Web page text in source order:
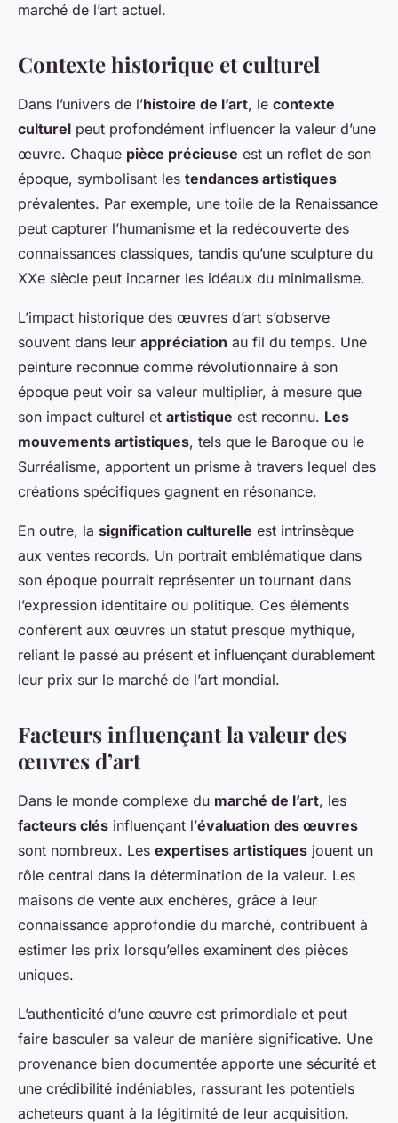
marché de l’art actuel.
Contexte historique et culturel
Dans l’univers de l’histoire de l’art, le contexte
culturel peut profondément influencer la valeur d’une
œuvre. Chaque pièce précieuse est un reflet de son
époque, symbolisant les tendances artistiques
prévalentes. Par exemple, une toile de la Renaissance
peut capturer l’humanisme et la redécouverte des
connaissances classiques, tandis qu’une sculpture du
XXe siècle peut incarner les idéaux du minimalisme.
L’impact historique des œuvres d’art s’observe
souvent dans leur appréciation au fil du temps. Une
peinture reconnue comme révolutionnaire à son
époque peut voir sa valeur multiplier, à mesure que
son impact culturel et artistique est reconnu. Les
mouvements artistiques, tels que le Baroque ou le
Surréalisme, apportent un prisme à travers lequel des
créations spécifiques gagnent en résonance.
En outre, la signification culturelle est intrinsèque
aux ventes records. Un portrait emblématique dans
son époque pourrait représenter un tournant dans
l’expression identitaire ou politique. Ces éléments
confèrent aux œuvres un statut presque mythique,
reliant le passé au présent et influençant durablement
leur prix sur le marché de l’art mondial.
Facteurs influençant la valeur des
œuvres d’art
Dans le monde complexe du marché de l’art, les
facteurs clés influençant l’évaluation des œuvres
sont nombreux. Les expertises artistiques jouent un
rôle central dans la détermination de la valeur. Les
maisons de vente aux enchères, grâce à leur
connaissance approfondie du marché, contribuent à
estimer les prix lorsqu’elles examinent des pièces
uniques.
L’authenticité d’une œuvre est primordiale et peut
faire basculer sa valeur de manière significative. Une
provenance bien documentée apporte une sécurité et
une crédibilité indéniables, rassurant les potentiels
acheteurs quant à la légitimité de leur acquisition.